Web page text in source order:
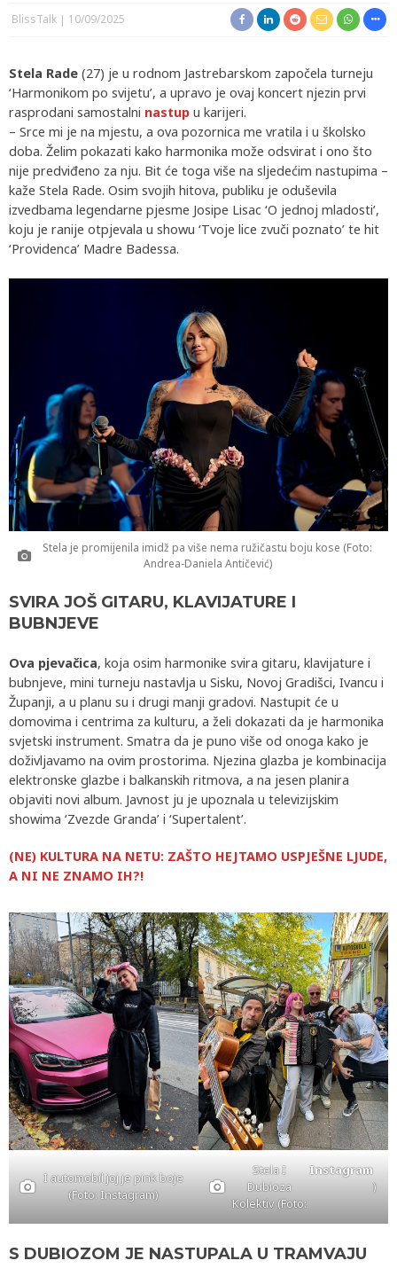
BlissTalk 10/09/2025
Stela Rade (27) je u rodnom Jastrebarskom započela turneju
‘Harmonikom po svijetu’, a upravo je ovaj koncert njezin prvi
rasprodani samostalni nastup u karijeri.
– Srce mi je na mjestu, a ova pozornica me vratila i u školsko
doba. Želim pokazati kako harmonika može odsvirat i ono što
nije predviđeno za nju. Bit će toga više na sljedećim nastupima –
kaže Stela Rade. Osim svojih hitova, publiku je oduševila
izvedbama legendarne pjesme Josipe Lisac ‘O jednoj mladosti’,
koju je ranije otpjevala u showu ‘Tvoje lice zvuči poznato’ te hit
‘Providenca’ Madre Badessa.
Stela je promijenila imidž pa više nema ružičastu boju kose (Foto:
Andrea-Daniela Antičević)
SVIRA JOŠ GITARU, KLAVIJATURE I
BUBNJEVE
Ova pjevačica, koja osim harmonike svira gitaru, klavijature i
bubnjeve, mini turneju nastavlja u Sisku, Novoj Gradišci, Ivancu i
Županji, a u planu su i drugi manji gradovi. Nastupit će u
domovima i centrima za kulturu, a želi dokazati da je harmonika
svjetski instrument. Smatra da je puno više od onoga kako je
doživljavamo na ovim prostorima. Njezina glazba je kombinacija
elektronske glazbe i balkanskih ritmova, a na jesen planira
objaviti novi album. Javnost ju je upoznala u televizijskim
showima ‘Zvezde Granda’ i ‘Supertalent’.
(NE) KULTURA NA NETU: ZAŠTO HEJTAMO USPJEŠNE LJUDE,
A NI NE ZNAMO IH?!
I automobil joj je pink boje
(Foto: Instagram)
Stela I
Dubioza
Kolektiv (Foto:
Instagram
)
S DUBIOZOM JE NASTUPALA U TRAMVAJU